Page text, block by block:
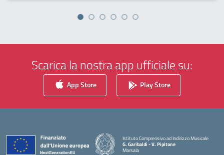
Scarica la nostra app ufficiale su:
App Store Play Store
Istituto Comprensivo ad Indirizzo Musicale
G. Garibaldi - V. Pipitone
Marsala